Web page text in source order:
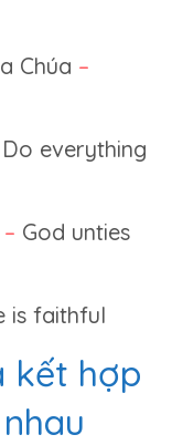
Chúa –
everything
– God unties
is faithful
kết hợp